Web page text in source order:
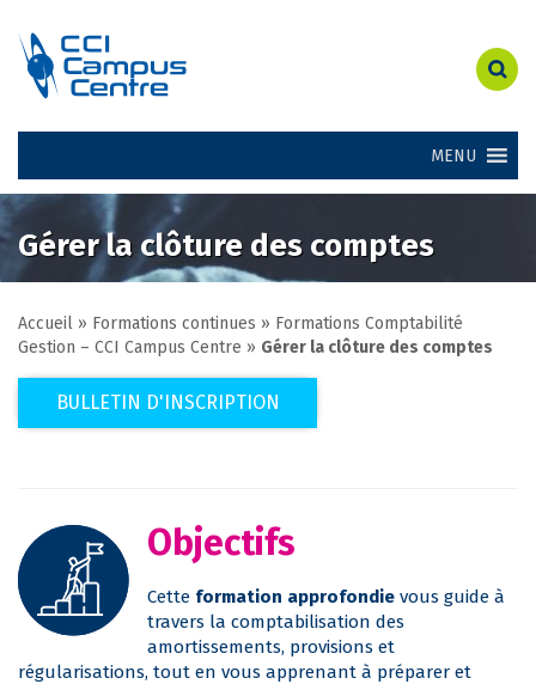
MENU
Gérer la clôture des comptes
Accueil » Formations continues » Formations Comptabilité
Gestion – CCI Campus Centre » Gérer la clôture des comptes
BULLETIN D'INSCRIPTION
Objectifs
Cette formation approfondie vous guide à
travers la comptabilisation des
amortissements, provisions et
régularisations, tout en vous apprenant à préparer et